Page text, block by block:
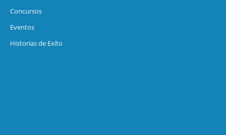
Concursos
Eventos
Historias de Exíto